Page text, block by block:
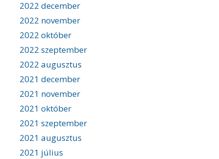
2022 december
2022 november
2022 október
2022 szeptember
2022 augusztus
2021 december
2021 november
2021 október
2021 szeptember
2021 augusztus
2021 július